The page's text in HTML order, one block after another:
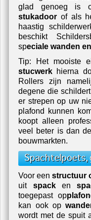
glad genoeg is
stukadoor of als
haastig
beschikt
speciale wanden
Tip: Het mooiste
stucwerk hierna
Rollers zijn
degene die
er strepen op uw
plafond kunnen
koopt alleen
veel beter is dan de
bouwmarkten.
Spachtelpoets,
Voor eenstructuur
uit spacken
toegepast op
kan ook op
wordt met de spuit